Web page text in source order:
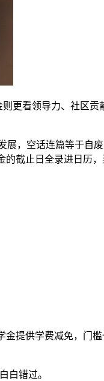
更看领导力、社区
，空话连篇等于自
截止日全录进日历
提供学费减免，门
白错过。